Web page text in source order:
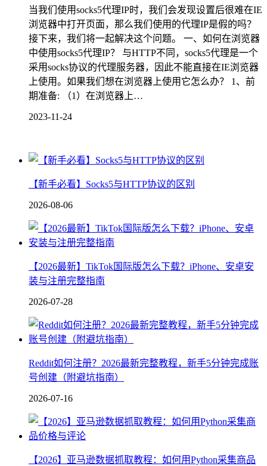
当我们使用socks5代理IP时，我们会发现设置后很难在IE
浏览器中打开页面，那么我们使用的代理IP是假的吗？
接下来，我们将一起解决这个问题。 一、如何在浏览器
中使用socks5代理IP？ 与HTTP不同，socks5代理是一个
采用socks协议的代理服务器，因此不能直接在IE浏览器
上使用。如果我们想在浏览器上使用它怎么办？ 1、前
期准备: （1）在浏览器上…
2023-11-24
【新手必看】Socks5与HTTP协议的区别
2026-08-06
【2026最新】TikTok国际版怎么下载？iPhone、安卓安
装与注册完整指南
2026-07-28
Reddit如何注册？2026最新完整教程，新手5分钟完成账
号创建（附避坑指南）
2026-07-16
【2026】亚马逊数据抓取教程：如何用Python采集商品